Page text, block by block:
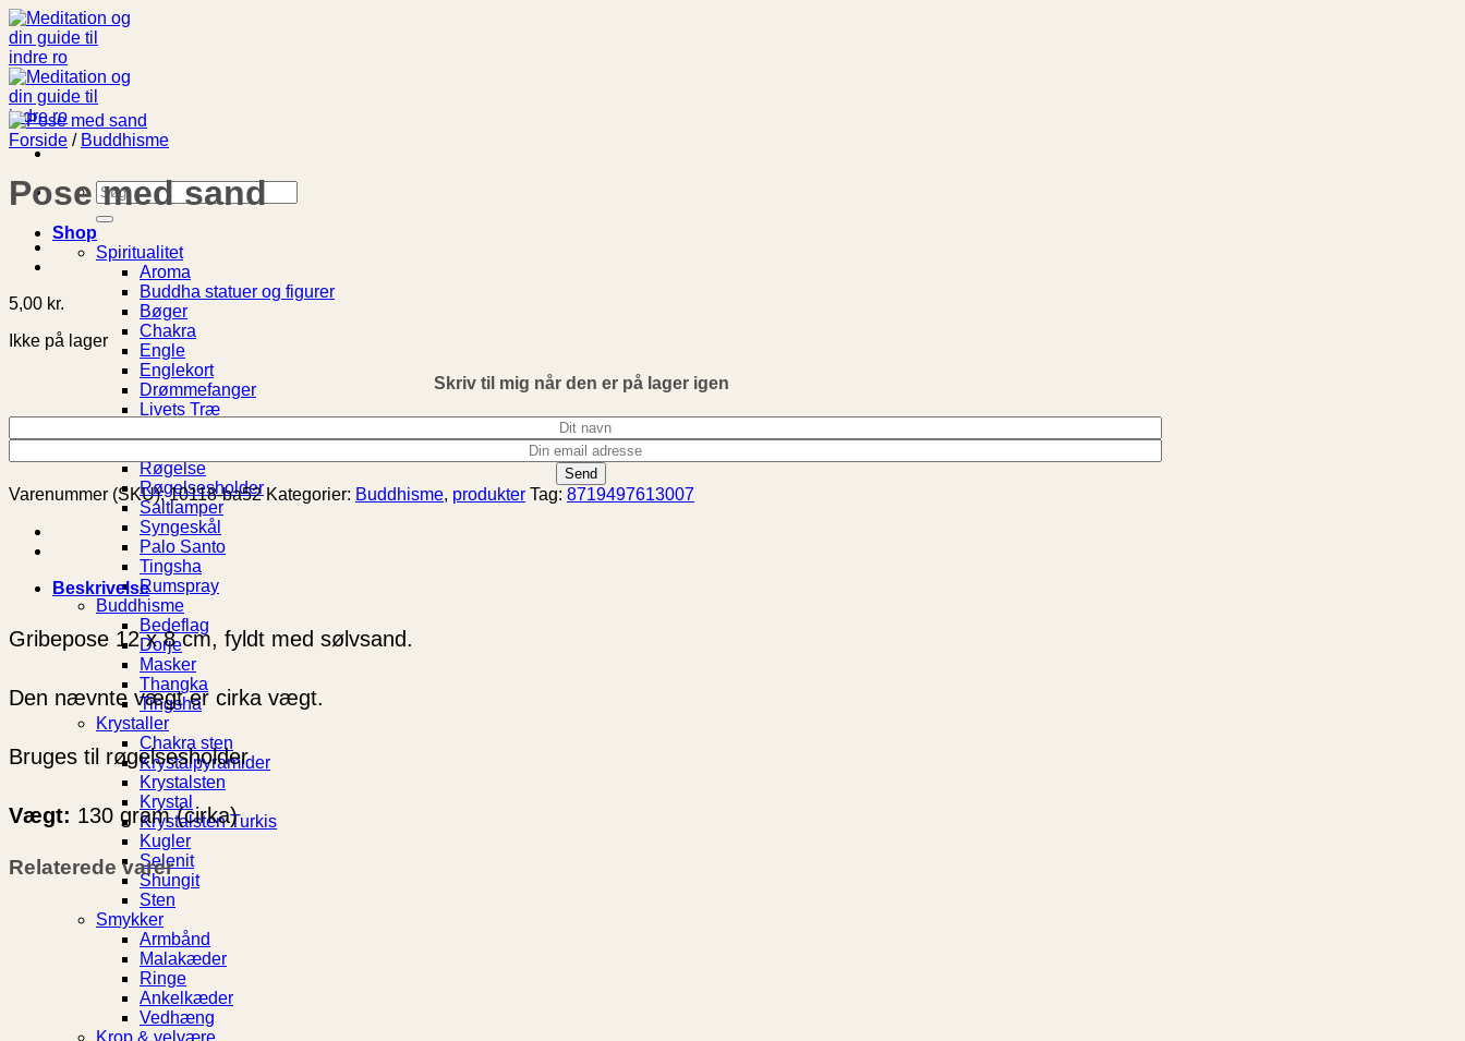
Fortsæt
til
indhold
Søg
efter:
Shop
Spiritualitet
Aroma
Buddha statuer og figurer
Bøger
Chakra
Engle
Englekort
Drømmefanger
Livets Træ
Røgelse
Røgelsesholder
Saltlamper
Syngeskål
Palo Santo
Tingsha
Rumspray
Buddhisme
Bedeflag
Dorje
Masker
Thangka
Tingsha
Krystaller
Chakra sten
Krystalpyramider
Krystalsten
Krystal
Krystalsten Turkis
Kugler
Selenit
Shungit
Sten
Smykker
Armbånd
Malakæder
Ringe
Ankelkæder
Vedhæng
Krop & velvære
Forside / Buddhisme
Pose med sand
5,00 kr.
Ikke på lager
Skriv til mig når den er på lager igen
Varenummer (SKU):10118-ba52 Kategorier: Buddhisme, produkter Tag: 8719497613007
Beskrivelse
Gribepose 12 x 8 cm, fyldt med sølvsand.
Den nævnte vægt er cirka vægt.
Bruges til røgelsesholder
Vægt: 130 gram (cirka)
Relaterede varer